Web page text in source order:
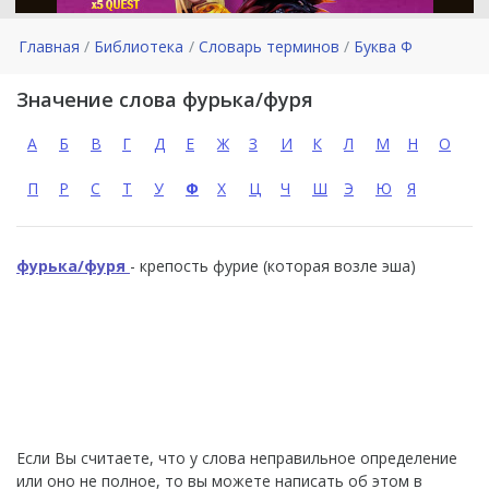
Главная Библиотека Словарь терминов Буква Ф
Значение слова фурька/фуря
А Б В Г Д Е Ж З И К Л М Н О
П Р С Т У Ф Х Ц Ч Ш Э Ю Я
фурька/фуря - крепость фурие (которая возле эша)
Если Вы считаете, что у слова неправильное определение
или оно не полное, то вы можете написать об этом в